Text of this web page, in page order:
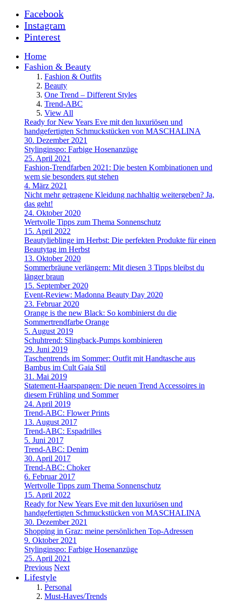
Facebook
Instagram
Pinterest
Home
Fashion & Beauty
Fashion & Outfits
Beauty
One Trend – Different Styles
Trend-ABC
View All
Ready for New Years Eve mit den luxuriösen und
handgefertigten Schmuckstücken von MASCHALINA
30. Dezember 2021
Stylinginspo: Farbige Hosenanzüge
25. April 2021
Fashion-Trendfarben 2021: Die besten Kombinationen und
wem sie besonders gut stehen
4. März 2021
Nicht mehr getragene Kleidung nachhaltig weitergeben? Ja,
das geht!
24. Oktober 2020
Wertvolle Tipps zum Thema Sonnenschutz
15. April 2022
Beautylieblinge im Herbst: Die perfekten Produkte für einen
Beautytag im Herbst
13. Oktober 2020
Sommerbräune verlängern: Mit diesen 3 Tipps bleibst du
länger braun
15. September 2020
Event-Review: Madonna Beauty Day 2020
23. Februar 2020
Orange is the new Black: So kombinierst du die
Sommertrendfarbe Orange
5. August 2019
Schuhtrend: Slingback-Pumps kombinieren
29. Juni 2019
Taschentrends im Sommer: Outfit mit Handtasche aus
Bambus im Cult Gaia Stil
31. Mai 2019
Statement-Haarspangen: Die neuen Trend Accessoires in
diesem Frühling und Sommer
24. April 2019
Trend-ABC: Flower Prints
13. August 2017
Trend-ABC: Espadrilles
5. Juni 2017
Trend-ABC: Denim
30. April 2017
Trend-ABC: Choker
6. Februar 2017
Wertvolle Tipps zum Thema Sonnenschutz
15. April 2022
Ready for New Years Eve mit den luxuriösen und
handgefertigten Schmuckstücken von MASCHALINA
30. Dezember 2021
Shopping in Graz: meine persönlichen Top-Adressen
9. Oktober 2021
Stylinginspo: Farbige Hosenanzüge
25. April 2021
Previous Next
Lifestyle
Personal
Must-Haves/Trends